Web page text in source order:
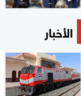
الأخبار